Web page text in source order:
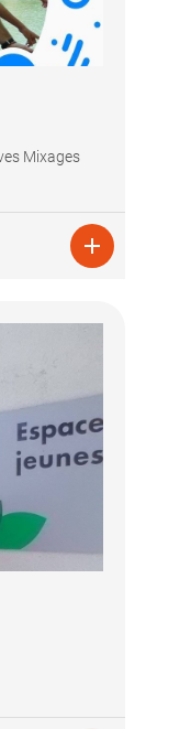
Mixages
